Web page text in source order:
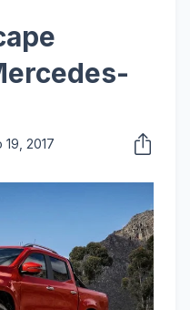
19, 2017